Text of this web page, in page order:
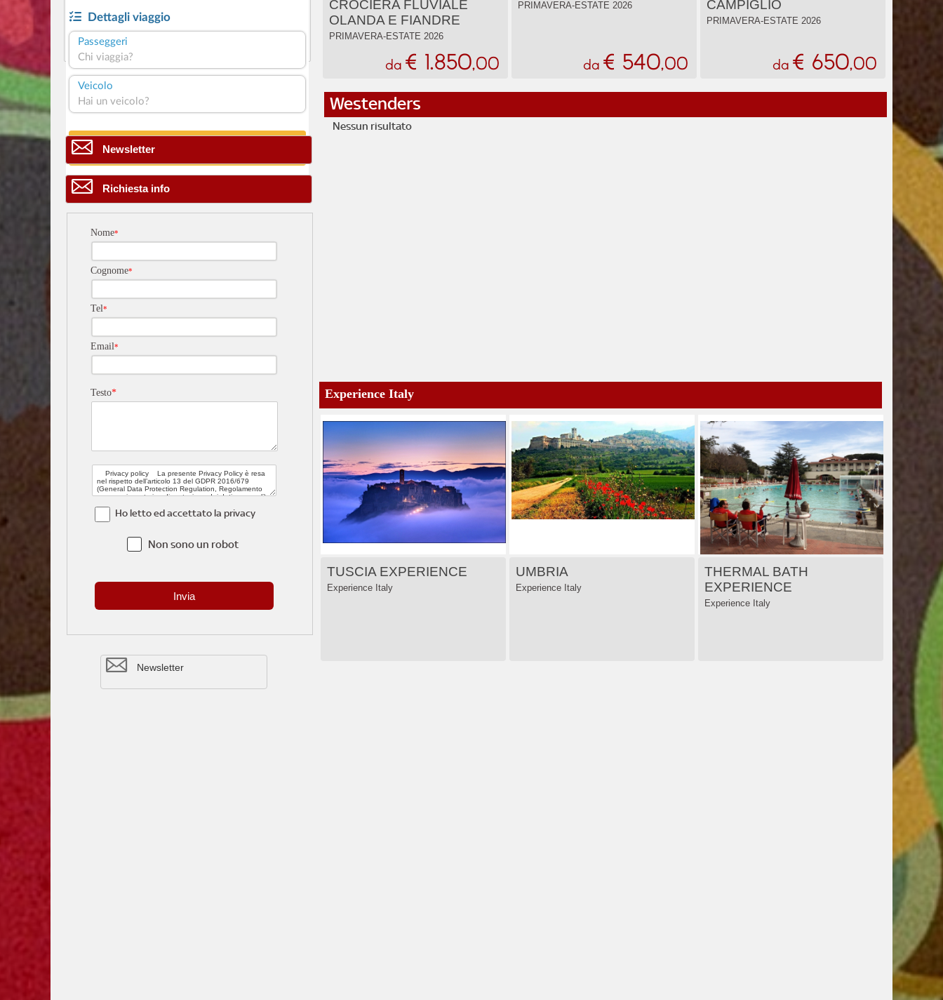
CROCIERA FLUVIALE
OLANDA E FIANDRE
PRIMAVERA-ESTATE 2026
da€ 1.850,00
PRIMAVERA-ESTATE 2026
da€ 540,00
CAMPIGLIO
PRIMAVERA-ESTATE 2026
da€ 650,00
Nessun risultato
Westenders
Experience Italy
TUSCIA EXPERIENCE
Experience Italy
UMBRIA
Experience Italy
THERMAL BATH
EXPERIENCE
Experience Italy
Nome*
Cognome*
Tel*
Email*
Testo*
Ho letto ed accettato la privacy
Non sono un robot
8 Newsletter
8 Richiesta info
8 Newsletter